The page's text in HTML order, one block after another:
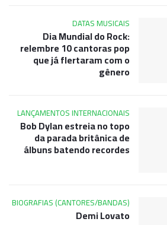
DATAS MUSICAIS
Dia Mundial do Rock:
relembre 10 cantoras pop
que já flertaram com o
gênero
LANÇAMENTOS INTERNACIONAIS
Bob Dylan estreia no topo
da parada britânica de
álbuns batendo recordes
BIOGRAFIAS (CANTORES/BANDAS)
Demi Lovato